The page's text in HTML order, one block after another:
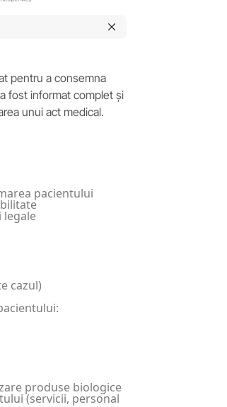
pentru a consemna
fost informat complet și
unui act medical.
pacientului
legale
cazul)
produse biologice
(servicii, personal